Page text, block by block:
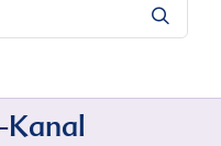
Kanal